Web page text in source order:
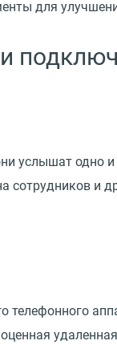
для
услышат одно
и